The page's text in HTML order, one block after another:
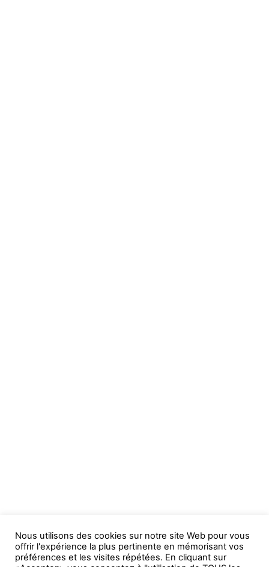
Nous utilisons des cookies sur notre site Web pour vous
offrir l'expérience la plus pertinente en mémorisant vos
préférences et les visites répétées. En cliquant sur